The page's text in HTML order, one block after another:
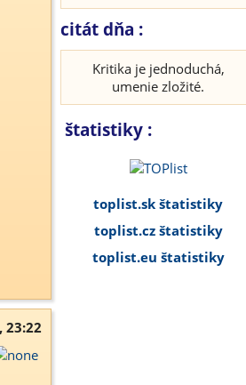
23:22
citát dňa :
Kritika je jednoduchá,
umenie zložité.
štatistiky :
toplist.sk štatistiky
toplist.cz štatistiky
toplist.eu štatistiky